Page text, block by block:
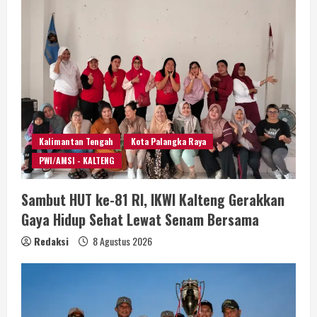
Kalimantan Tengah
Kota Palangka Raya
PWI/AMSI - KALTENG
Sambut HUT ke-81 RI, IKWI Kalteng Gerakkan
Gaya Hidup Sehat Lewat Senam Bersama
Redaksi 8 Agustus 2026